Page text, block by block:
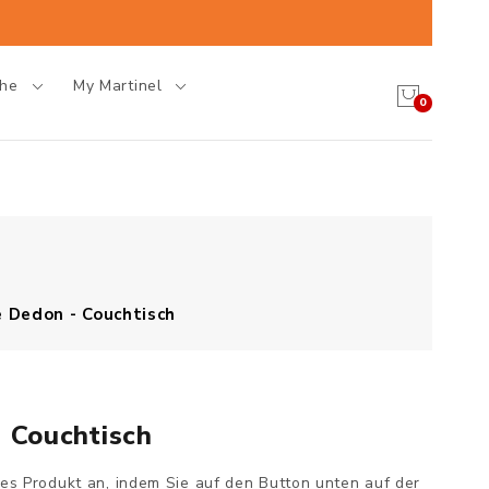
My Martinel
0
- Couchtisch
Produkt an, indem Sie auf den Button unten auf der